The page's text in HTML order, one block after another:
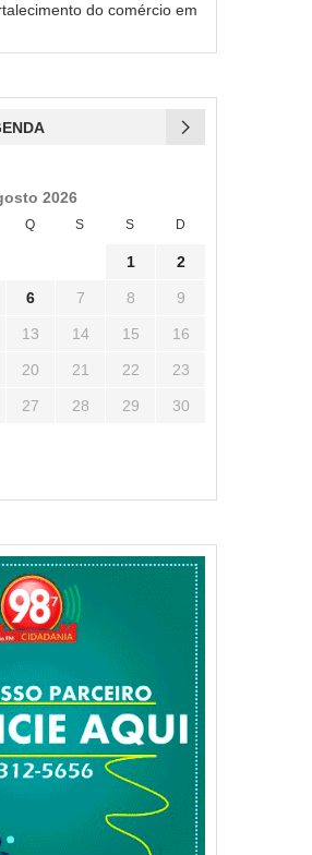
do comércio em
2026
Q S S D
1 2
6 7 8 9
13 14 15 16
20 21 22 23
27 28 29 30